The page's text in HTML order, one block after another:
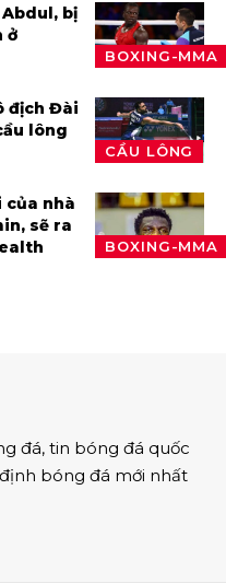
BOXING-MMA
bị
ở
CẦU LÔNG
địch Đài
lông
BOXING-MMA
của nhà
sẽ ra
đá, tin bóng đá quốc
bóng đá mới nhất